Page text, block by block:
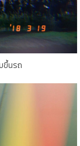
ขึ้นรถ